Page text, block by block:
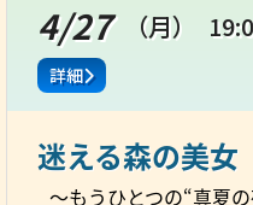
4/27 （月）
詳細
迷える森の美女
～もうひとつの“真夏